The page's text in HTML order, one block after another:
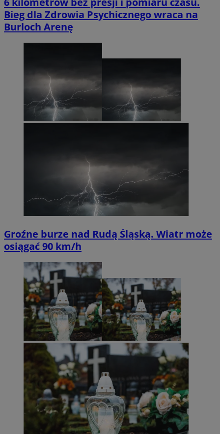
Bieg dla Zdrowia Psychicznego wraca na
Burloch Arenę
Groźne burze nad Rudą Śląską. Wiatr może
osiągać 90 km/h